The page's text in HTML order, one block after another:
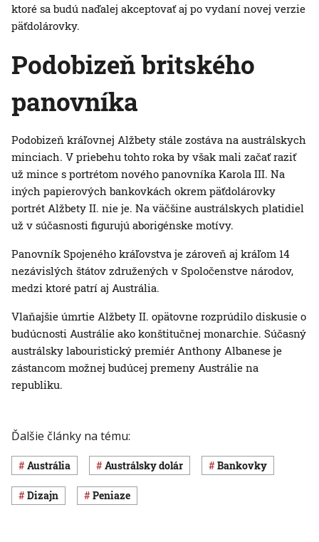
ktoré sa budú naďalej akceptovať aj po vydaní novej verzie
päťdolárovky.
Podobizeň britského
panovníka
Podobizeň kráľovnej Alžbety stále zostáva na austrálskych
minciach. V priebehu tohto roka by však mali začať raziť
už mince s portrétom nového panovníka Karola III. Na
iných papierových bankovkách okrem päťdolárovky
portrét Alžbety II. nie je. Na väčšine austrálskych platidiel
už v súčasnosti figurujú aborigénske motívy.
Panovník Spojeného kráľovstva je zároveň aj kráľom 14
nezávislých štátov združených v Spoločenstve národov,
medzi ktoré patrí aj Austrália.
Vlaňajšie úmrtie Alžbety II. opätovne rozprúdilo diskusie o
budúcnosti Austrálie ako konštitučnej monarchie. Súčasný
austrálsky labouristický premiér Anthony Albanese je
zástancom možnej budúcej premeny Austrálie na
republiku.
Ďalšie články na tému:
Austrália austrálsky dolár bankovky
dizajn peniaze